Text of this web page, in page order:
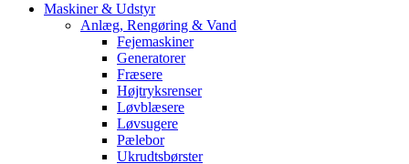
Maskiner & Udstyr
Anlæg, Rengøring & Vand
Fejemaskiner
Generatorer
Fræsere
Højtryksrenser
Løvblæsere
Løvsugere
Pælebor
Ukrudtsbørster